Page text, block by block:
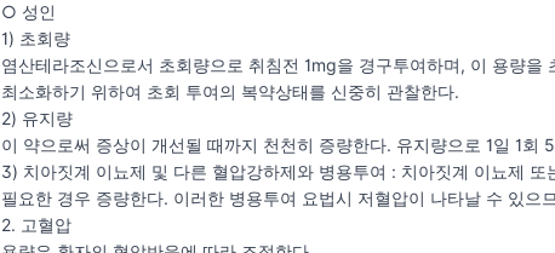
○ 성인
1) 초회량
염산테라조신으로서 초회량으로 취침전 1mg을 경구투여하며, 이 용량
최소화하기 위하여 초회 투여의 복약상태를 신중히 관찰한다.
2) 유지량
이 약으로써 증상이 개선될 때까지 천천히 증량한다. 유지량으로 1일 1회
3) 치아짓계 이뇨제 및 다른 혈압강하제와 병용투여 : 치아짓계 이뇨제
필요한 경우 증량한다. 이러한 병용투여 요법시 저혈압이 나타날 수 있으
2. 고혈압